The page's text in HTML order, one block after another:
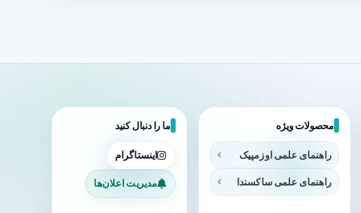
محصولات ویژه
راهنمای علمی اوزمپیک
راهنمای علمی ساکسندا
ما را دنبال کنید
اینستاگرام
مدیریت اعلان‌ها